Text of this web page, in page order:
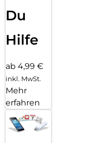
Du
Hilfe
ab 4,99 €
inkl. MwSt.
Mehr
erfahren